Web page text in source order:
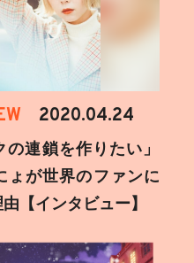
2020.04.24
の連鎖を作りたい」
ょが世界のファンに
【インタビュー】